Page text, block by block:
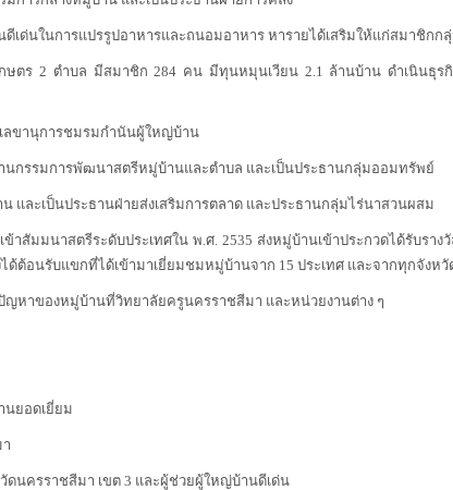
เด่นในการแปรรูปอาหารและถนอมอาหาร หารายได้เสริมให้แก่สมาชิกก
ษตร 2 ตำบล มีสมาชิก 284 คน มีทุนหมุนเวียน 2.1 ล้านบ้าน ดำเนินธุร
ลขานุการชมรมกำนันผู้ใหญ่บ้าน
นกรรมการพัฒนาสตรีหมู่บ้านและตำบล และเป็นประธานกลุ่มออมทรัพย์
และเป็นประธานฝ่ายส่งเสริมการตลาด และประธานกลุ่มไร่นาสวนผสม
สัมมนาสตรีระดับประเทศใน พ.ศ. 2535 ส่งหมู่บ้านเข้าประกวดได้รับราง
ด้ต้อนรับแขกที่ได้เข้ามาเยี่ยมชมหมู่บ้านจาก 15 ประเทศ และจากทุกจังหวั
หาของหมู่บ้านที่วิทยาลัยครูนครราชสีมา และหน่วยงานต่าง ๆ
นยอดเยี่ยม
ดนครราชสีมา เขต 3 และผู้ช่วยผู้ใหญ่บ้านดีเด่น